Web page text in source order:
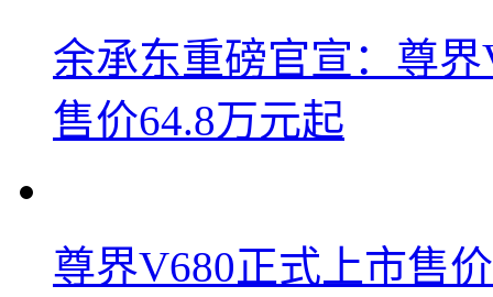
余承东重磅官宣：尊
售价64.8万元起
尊界V680正式上市售